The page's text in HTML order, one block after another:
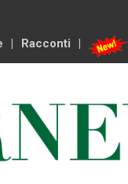
Racconti